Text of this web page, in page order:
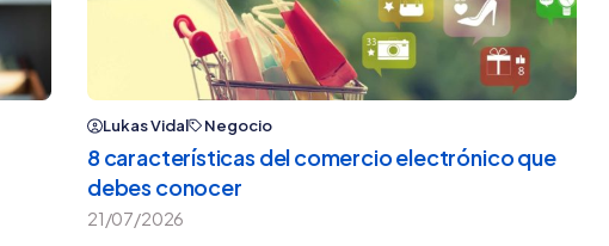
Lukas Vidal Negocio
8 características del comercio electrónico que
debes conocer
21/07/2026